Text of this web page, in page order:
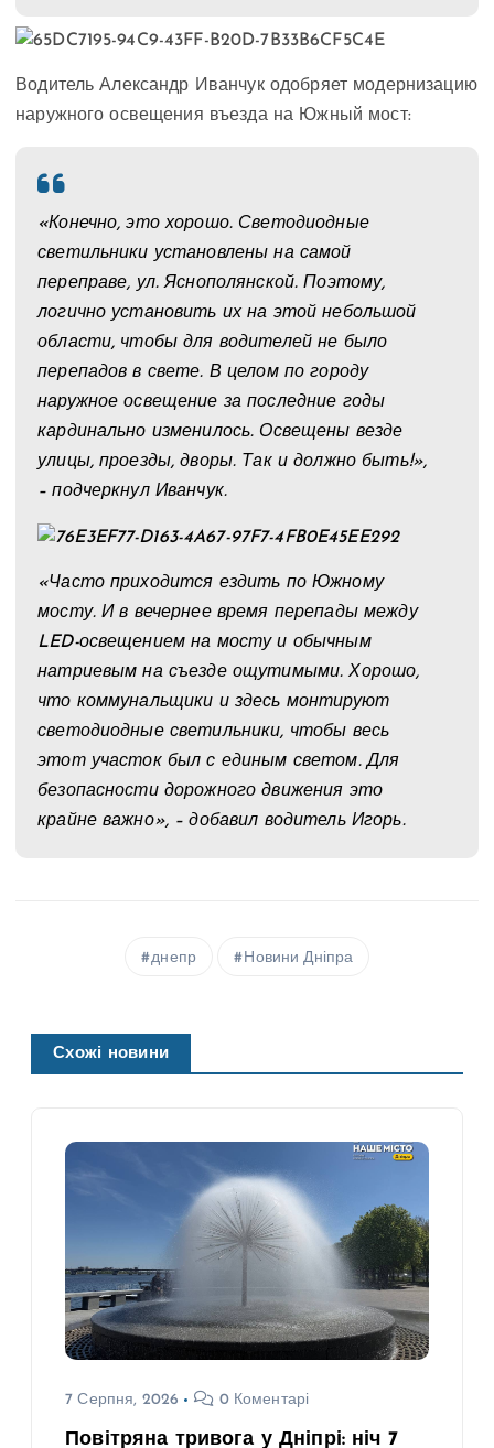
Водитель Александр Иванчук одобряет модернизацию
наружного освещения въезда на Южный мост:
«Конечно, это хорошо. Светодиодные
светильники установлены на самой
переправе, ул. Яснополянской. Поэтому,
логично установить их на этой небольшой
области, чтобы для водителей не было
перепадов в свете. В целом по городу
наружное освещение за последние годы
кардинально изменилось. Освещены везде
улицы, проезды, дворы. Так и должно быть!»,
– подчеркнул Иванчук.
«Часто приходится ездить по Южному
мосту. И в вечернее время перепады между
LED-освещением на мосту и обычным
натриевым на съезде ощутимыми. Хорошо,
что коммунальщики и здесь монтируют
светодиодные светильники, чтобы весь
этот участок был с единым светом. Для
безопасности дорожного движения это
крайне важно», – добавил водитель Игорь.
днепр Новини Дніпра
Схожі новини
7 Серпня, 2026 0 Коментарі
Повітряна тривога у Дніпрі: ніч 7